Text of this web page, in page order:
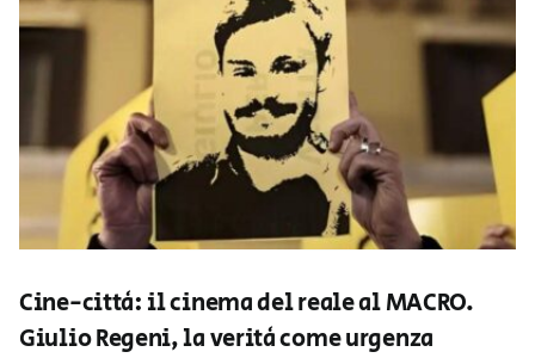
Cine-città: il cinema del reale al MACRO.
Giulio Regeni, la verità come urgenza